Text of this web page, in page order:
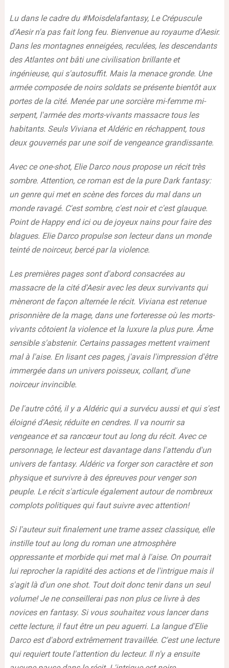
Lu dans le cadre du #Moisdelafantasy, Le Crépuscule
d'Aesir n'a pas fait long feu. Bienvenue au royaume d'Aesir.
Dans les montagnes enneigées, reculées, les descendants
des Atlantes ont bâti une civilisation brillante et
ingénieuse, qui s'autosuffit. Mais la menace gronde. Une
armée composée de noirs soldats se présente bientôt aux
portes de la cité. Menée par une sorcière mi-femme mi-
serpent, l'armée des morts-vivants massacre tous les
habitants. Seuls Viviana et Aldéric en réchappent, tous
deux gouvernés par une soif de vengeance grandissante.
Avec ce one-shot, Elie Darco nous propose un récit très
sombre. Attention, ce roman est de la pure Dark fantasy:
un genre qui met en scène des forces du mal dans un
monde ravagé. C'est sombre, c'est noir et c'est glauque.
Point de Happy end ici ou de joyeux nains pour faire des
blagues. Elie Darco propulse son lecteur dans un monde
teinté de noirceur, bercé par la violence.
Les premières pages sont d'abord consacrées au
massacre de la cité d'Aesir avec les deux survivants qui
mèneront de façon alternée le récit. Viviana est retenue
prisonnière de la mage, dans une forteresse où les morts-
vivants côtoient la violence et la luxure la plus pure. Âme
sensible s'abstenir. Certains passages mettent vraiment
mal à l'aise. En lisant ces pages, j'avais l'impression d'être
immergée dans un univers poisseux, collant, d'une
noirceur invincible.
De l'autre côté, il y a Aldéric qui a survécu aussi et qui s'est
éloigné d'Aesir, réduite en cendres. Il va nourrir sa
vengeance et sa rancœur tout au long du récit. Avec ce
personnage, le lecteur est davantage dans l'attendu d'un
univers de fantasy. Aldéric va forger son caractère et son
physique et survivre à des épreuves pour venger son
peuple. Le récit s'articule également autour de nombreux
complots politiques qui faut suivre avec attention!
Si l'auteur suit finalement une trame assez classique, elle
instille tout au long du roman une atmosphère
oppressante et morbide qui met mal à l'aise. On pourrait
lui reprocher la rapidité des actions et de l'intrigue mais il
s'agit là d'un one shot. Tout doit donc tenir dans un seul
volume! Je ne conseillerai pas non plus ce livre à des
novices en fantasy. Si vous souhaitez vous lancer dans
cette lecture, il faut être un peu aguerri. La langue d'Elie
Darco est d'abord extrêmement travaillée. C'est une lecture
qui requiert toute l'attention du lecteur. Il n'y a ensuite